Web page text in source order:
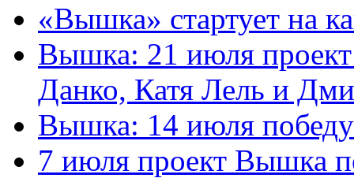
«Вышка» стартует на
Вышка: 21 июля
Данко, Катя Лель и
Вышка: 14 июля
7 июля проект Вышка